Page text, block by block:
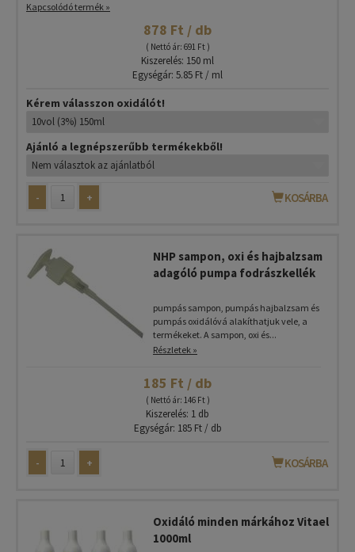
Kapcsolódó termék »
878 Ft / db
( Nettó ár: 691 Ft )
Kiszerelés: 150 ml
Egységár: 5.85 Ft / ml
Kérem válasszon oxidálót!
Ajánló a legnépszerűbb termékekből!
- + KOSÁRBA
NHP sampon, oxi és hajbalzsam
adagóló pumpa fodrászkellék
pumpás sampon, pumpás hajbalzsam és
pumpás oxidálóvá alakíthatjuk vele, a
termékeket. A sampon, oxi és...
Részletek »
185 Ft / db
( Nettó ár: 146 Ft )
Kiszerelés: 1 db
Egységár: 185 Ft / db
- + KOSÁRBA
Oxidáló minden márkához Vitael
1000ml